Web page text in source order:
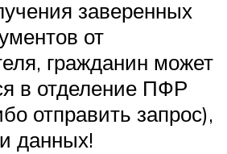
заверенных
от
гражданин может
в отделение ПФР
отправить запрос),
данных!